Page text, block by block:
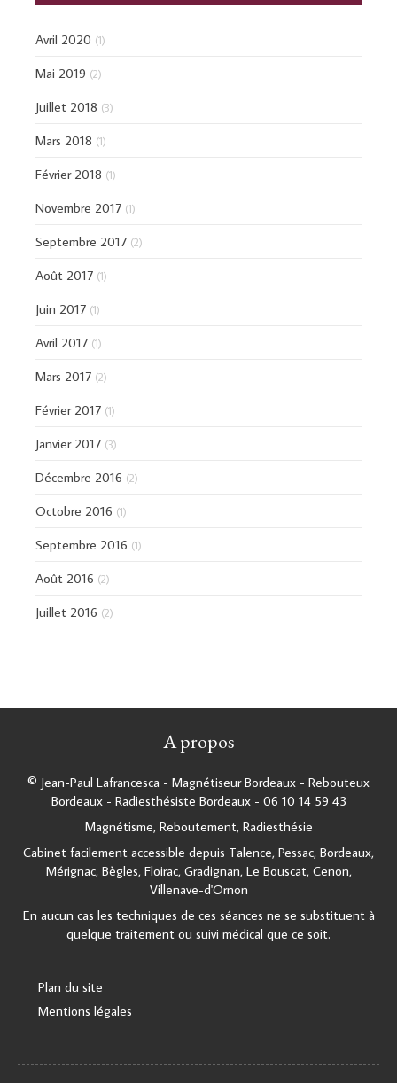
Avril 2020 (1)
Mai 2019 (2)
Juillet 2018 (3)
Mars 2018 (1)
Février 2018 (1)
Novembre 2017 (1)
Septembre 2017 (2)
Août 2017 (1)
Juin 2017 (1)
Avril 2017 (1)
Mars 2017 (2)
Février 2017 (1)
Janvier 2017 (3)
Décembre 2016 (2)
Octobre 2016 (1)
Septembre 2016 (1)
Août 2016 (2)
Juillet 2016 (2)
A propos
© Jean-Paul Lafrancesca - Magnétiseur Bordeaux - Rebouteux
Bordeaux - Radiesthésiste Bordeaux - 06 10 14 59 43
Magnétisme, Reboutement, Radiesthésie
Cabinet facilement accessible depuis Talence, Pessac, Bordeaux,
Mérignac, Bègles, Floirac, Gradignan, Le Bouscat, Cenon,
Villenave-d'Ornon
En aucun cas les techniques de ces séances ne se substituent à
quelque traitement ou suivi médical que ce soit.
Plan du site
Mentions légales